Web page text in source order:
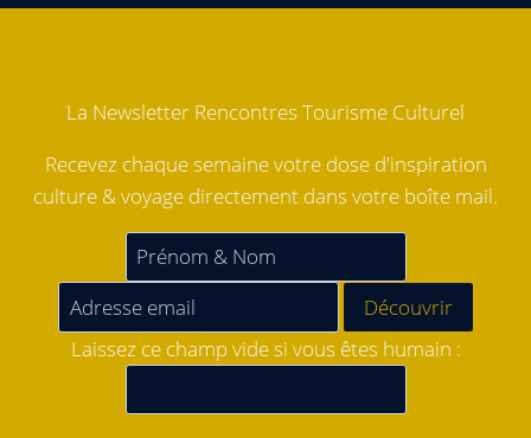
La Newsletter Rencontres Tourisme Culturel
Recevez chaque semaine votre dose d'inspiration
culture & voyage directement dans votre boîte mail.
Laissez ce champ vide si vous êtes humain :